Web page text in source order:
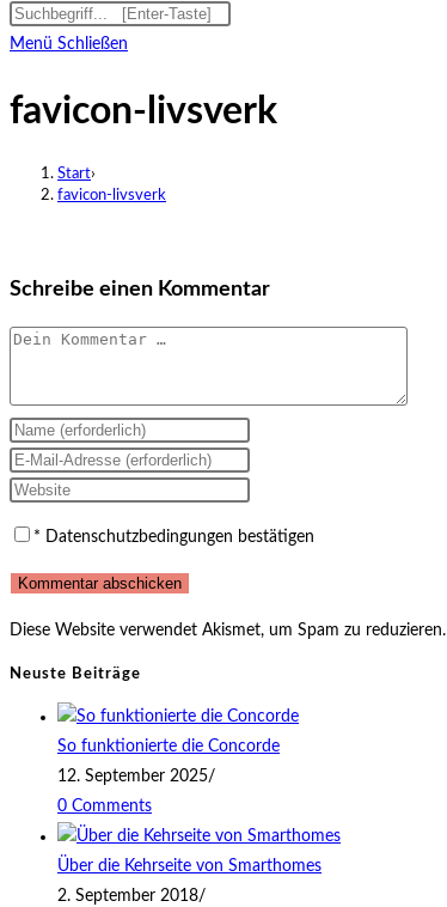
umschalten
Diese
Website
close
Menü Schließen
favicon-livsverk
Start›
favicon-livsverk
Schreibe einen Kommentar
Kommentar
Gib
deinen
Namen
zum
ein
Gib
deine
Adresse
Kommentieren
ein
Gib
URL
(optional)
* Datenschutzbedingungen bestätigen
Diese Website verwendet Akismet, um Spam zu reduzieren.
Neuste Beiträge
So funktionierte die Concorde
12. September 2025/
0 Comments
Über die Kehrseite von Smarthomes
2. September 2018/